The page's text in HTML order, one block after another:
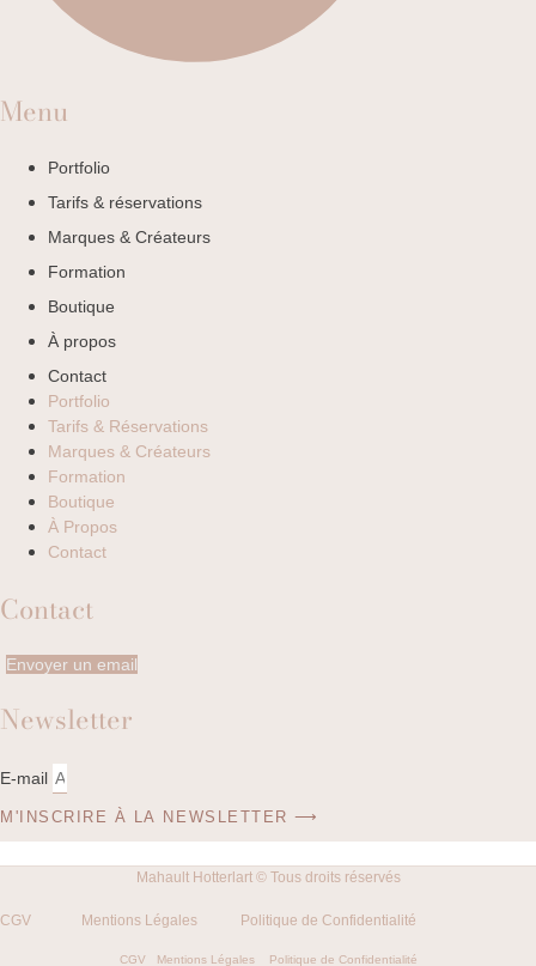
Menu
Portfolio
Tarifs & réservations
Marques & Créateurs
Formation
Boutique
À propos
Contact
Portfolio
Tarifs & Réservations
Marques & Créateurs
Formation
Boutique
À Propos
Contact
Contact
Envoyer un email
Newsletter
E-mail
M'INSCRIRE À LA NEWSLETTER ⟶
Mahault Hotterlart © Tous droits réservés
CGV Mentions Légales Politique de Confidentialité
CGV Mentions Légales Politique de Confidentialité